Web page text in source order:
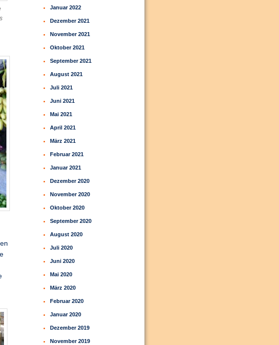
Januar 2022
Dezember 2021
November 2021
Oktober 2021
September 2021
August 2021
Juli 2021
Juni 2021
Mai 2021
April 2021
März 2021
Februar 2021
Januar 2021
Dezember 2020
November 2020
Oktober 2020
September 2020
August 2020
Juli 2020
Juni 2020
Mai 2020
März 2020
Februar 2020
Januar 2020
Dezember 2019
November 2019